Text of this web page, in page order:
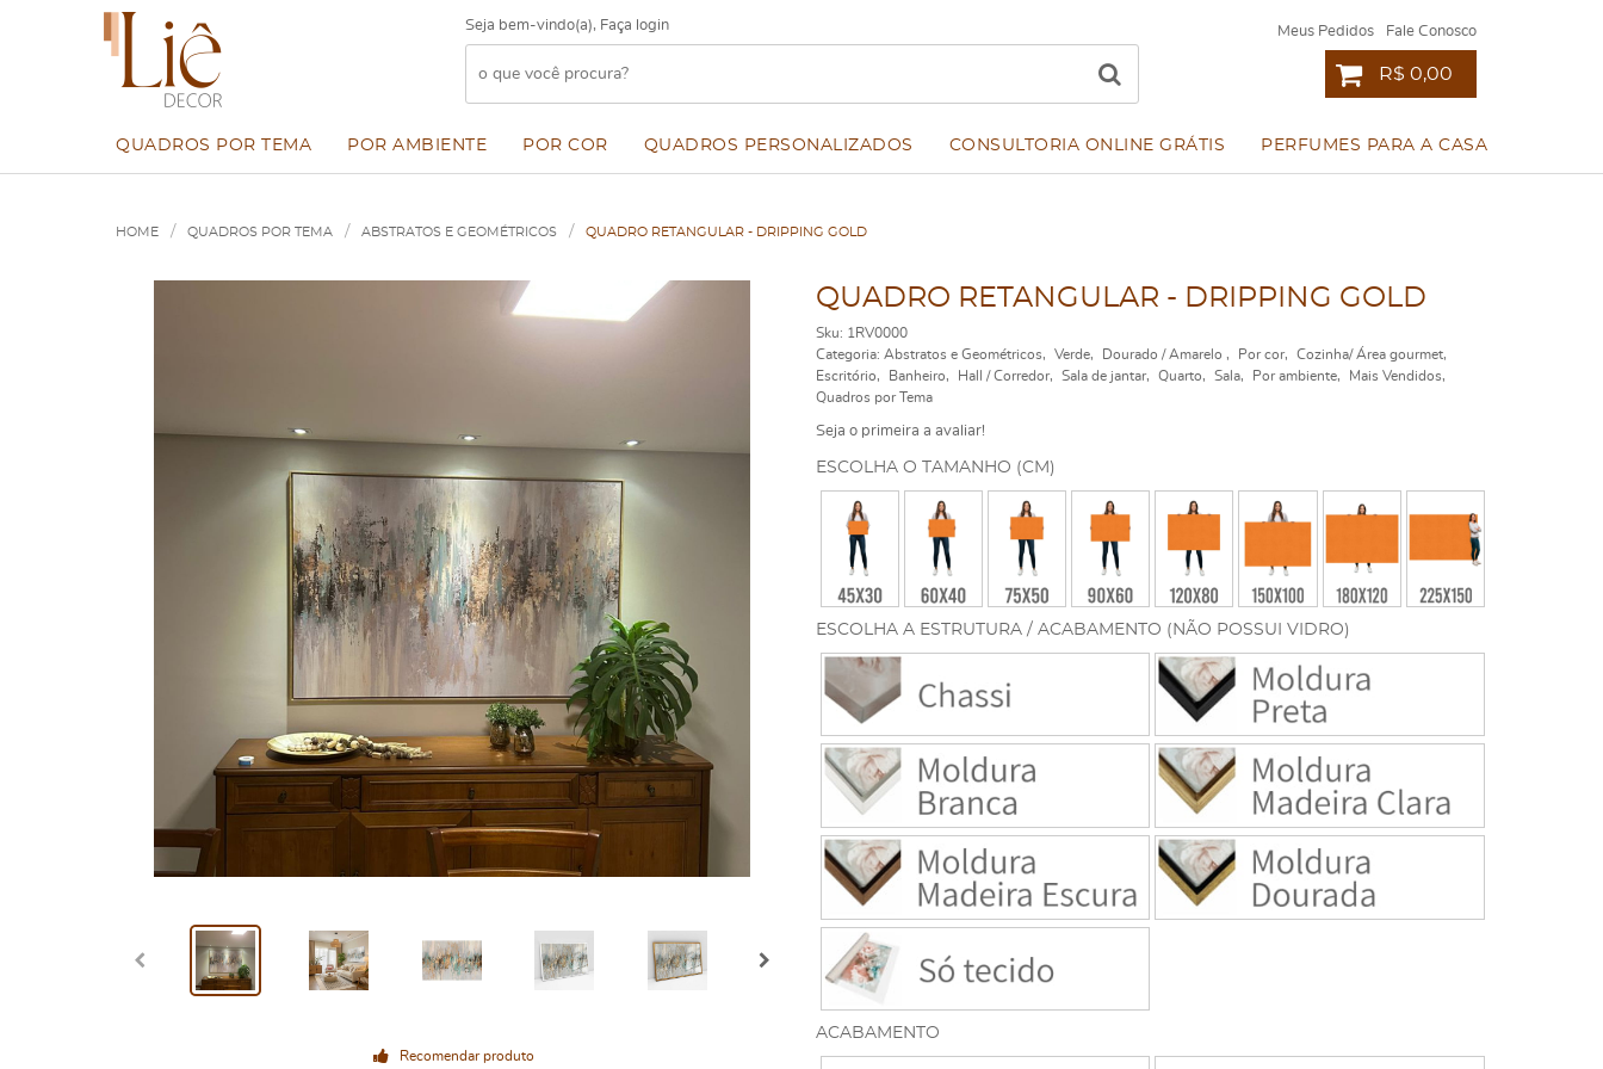
Seja bem-vindo(a), Faça login Meus Pedidos Fale Conosco
R$ 0,00
QUADROS POR TEMA POR AMBIENTE POR COR QUADROS PERSONALIZADOS CONSULTORIA ONLINE GRÁTIS PERFUMES PARA A CASA
HOME QUADROS POR TEMA ABSTRATOS E GEOMÉTRICOS QUADRO RETANGULAR - DRIPPING GOLD
Recomendar produto
QUADRO RETANGULAR - DRIPPING GOLD
Sku: 1RV0000
Categoria: Abstratos e Geométricos Verde Dourado / Amarelo Por cor
Cozinha/ Área gourmet
Escritório
Banheiro Hall / Corredor Sala de jantar Quarto Sala Por ambiente
Mais Vendidos
Quadros por Tema
Seja o primeira a avaliar!
ESCOLHA A ESTRUTURA / ACABAMENTO (NÃO POSSUI VIDRO)
ESCOLHA O TAMANHO (CM)
ACABAMENTO